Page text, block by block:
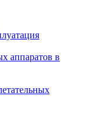
аппаратов в